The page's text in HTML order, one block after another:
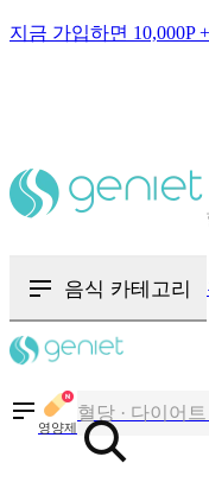
지금 가입하면 10,000P
음식 카테고리
영양제
칼로리와 영양
음식 · 영양제